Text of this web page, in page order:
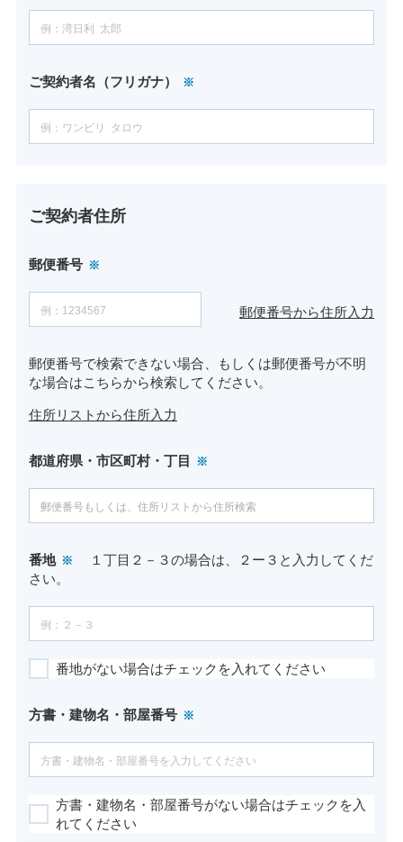
ご契約者名（フリガナ）
ご契約者住所
郵便番号
郵便番号から住所入力
郵便番号で検索できない場合、もしくは郵便番号が不明
な場合はこちらから検索してください。
住所リストから住所入力
都道府県・市区町村・丁目
番地
１丁目２－３の場合は、２ー３と入力してくだ
さい。
番地がない場合はチェックを入れてください
方書・建物名・部屋番号
方書・建物名・部屋番号がない場合はチェックを入
れてください